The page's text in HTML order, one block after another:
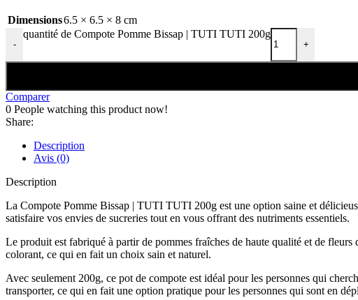
Dimensions6.5 × 6.5 × 8 cm
-
quantité de Compote Pomme Bissap | TUTI TUTI 200g
+
Comparer
0 People watching this product now!
Share:
Description
Avis (0)
Description
La Compote Pomme Bissap | TUTI TUTI 200g est une option saine et
satisfaire vos envies de sucreries tout en vous offrant des nutriments essentiels.
Le produit est fabriqué à partir de pommes fraîches de haute qualité et de
colorant, ce qui en fait un choix sain et naturel.
Avec seulement 200g, ce pot de compote est idéal pour les personnes qui
transporter, ce qui en fait une option pratique pour les personnes qui sont en